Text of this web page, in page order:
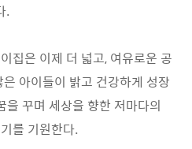
.
집은 이제 더 넓고, 여유로운 공
아이들이 밝고 건강하게 성장
꾸며 세상을 향한 저마다의
를 기원한다.